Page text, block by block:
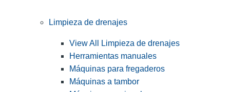
Limpieza de drenajes
View All Limpieza de drenajes
Herramientas manuales
Máquinas para fregaderos
Máquinas a tambor